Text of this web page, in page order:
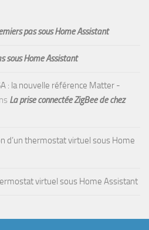
pas sous Home Assistant
sous Home Assistant
: la nouvelle référence Matter -
La prise connectée ZigBee de chez
d’un thermostat virtuel sous Home
virtuel sous Home Assistant